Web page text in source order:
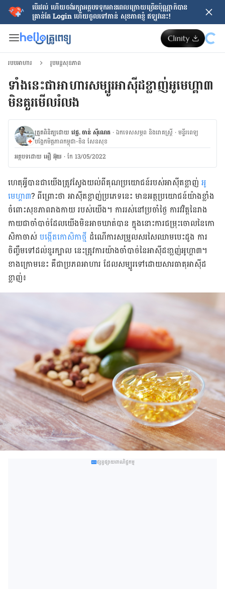
បើរវល់ ហើយចង់​រក្សាអត្ថបទទុកអានពេលក្រោយ​ច្រើនប៉ុណ្ណាក៏បាន
គ្រាន់តែ​ Login ហើយចូលទៅកាន់ សុខភាពខ្ញុំ ឥឡូវនេះ!
របបអាហារ រូបមន្តសុខភាព
ទាំងនេះជាអាហារសម្បូរអាស៊ីដខ្លាញ់អូមេហ្គា៣
មិនគួរមើលរំលង
ត្រួតពិនិត្យដោយ វេជ្ជ. ចាន់ ស៊ីណេត ·ឯកទេសសម្ភព និងរោគស្ត្រី ·ម​ន្ទីរពេទ្យ
បង្អែកមិត្តភាពកម្ពុជា-ចិន សែនសុខ
អត្ថបទ​ដោយ អឿ អ៊ុយ ·កែ 13/05/2022
ហេតុអ្វីបានជាយើងត្រូវស្វែងយល់ពីគុណប្រយោជន៍របស់អាស៊ីតខ្លាញ់ អូ
មេហ្គា៣? ពីព្រោះថា អាស៊ីតខ្លាញ់ប្រភេទនេះ មានអត្ថប្រយោជន៍យ៉ាងខ្លាំង
ចំពោះសុខភាពរាងកាយ របស់យើង។ ការរស់នៅប្រចាំថ្ងៃ ការវវិត្ដនៃរាង
កាយជាចាំបាច់ដែលយើងមិនអាចឃាត់បាន ក្នុងនោះការជម្រុះចោលនៃកោ
សិកាចាស់បង្កើតកោសិកាថ្ មី ដំណើការសម្រួលសរសៃឈាមបេះដូង ការ
ចិញ្ចឹមទៅដល់ខួរក្បាល នេះត្រូវការយ៉ាងចាំបាច់នៃអាស៊ីដខា្លញ់អូហ្គា៣។
ខាងក្រោម​​​នេះ គឺជាប្រភពអាហារ ដែលសម្បូរទៅដោយសារធាតុអាស៊ីដ
ខ្លាញ់៖
ផ្សព្វផ្សាយពាណិជ្ជកម្ម